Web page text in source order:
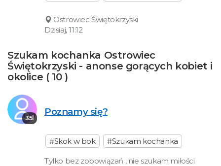
Ostrowiec Świętokrzyski
Dzisiaj, 11:12
Szukam kochanka Ostrowiec
Świętokrzyski - anonse gorących kobiet i
okolice ( 10 )
35l
Poznamy się?
#Skok w bok #Szukam kochanka
Tylko bez zobowiązań , nie szukam miłości